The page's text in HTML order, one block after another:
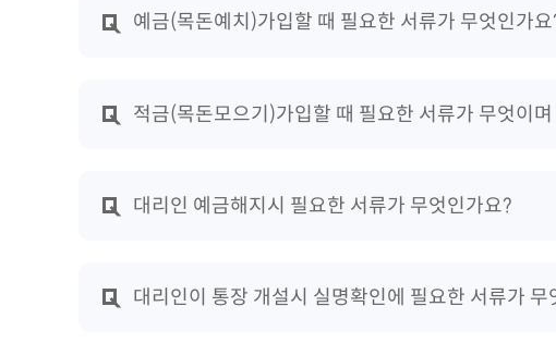
예금(목돈예치)가입할 때 필요한 서류가 무엇인가요
적금(목돈모으기)가입할 때 필요한 서류가 무엇이
대리인 예금해지시 필요한 서류가 무엇인가요?
대리인이 통장 개설시 실명확인에 필요한 서류가 무